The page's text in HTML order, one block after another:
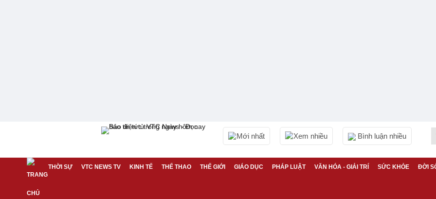
Mới nhất Xem nhiều Bình luận nhiều
THỜI SỰ VTC NEWS TV KINH TẾ THỂ THAO THẾ GIỚI GIÁO DỤC PHÁP LUẬT VĂN HÓA - GIẢI TRÍ SỨC KHỎE ĐỜI